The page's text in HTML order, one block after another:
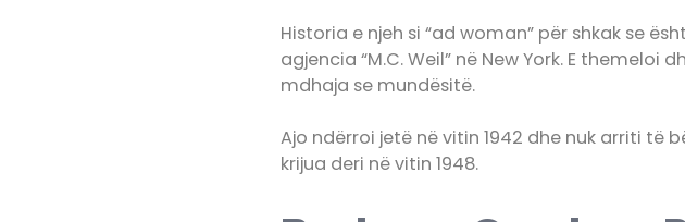
Historia e njeh si “ad woman” për shkak se
agjencia “M.C. Weil” në New York. E
mdhaja se mundësitë.
Ajo ndërroi jetë në vitin 1942 dhe nuk arriti të
krijua deri në vitin 1948.